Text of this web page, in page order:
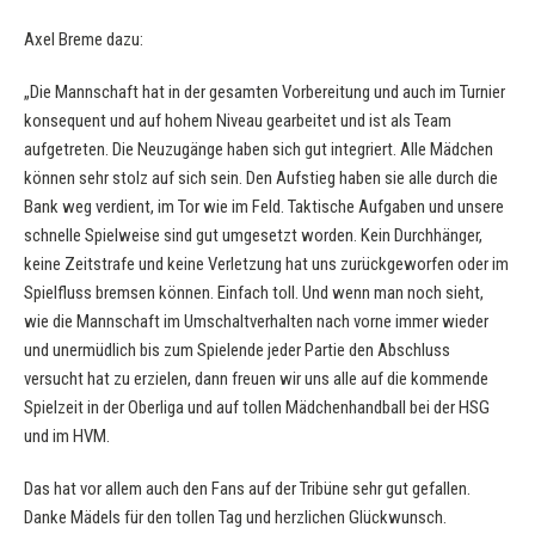
Axel Breme dazu:
„Die Mannschaft hat in der gesamten Vorbereitung und auch im Turnier
konsequent und auf hohem Niveau gearbeitet und ist als Team
aufgetreten. Die Neuzugänge haben sich gut integriert. Alle Mädchen
können sehr stolz auf sich sein. Den Aufstieg haben sie alle durch die
Bank weg verdient, im Tor wie im Feld. Taktische Aufgaben und unsere
schnelle Spielweise sind gut umgesetzt worden. Kein Durchhänger,
keine Zeitstrafe und keine Verletzung hat uns zurückgeworfen oder im
Spielfluss bremsen können. Einfach toll. Und wenn man noch sieht,
wie die Mannschaft im Umschaltverhalten nach vorne immer wieder
und unermüdlich bis zum Spielende jeder Partie den Abschluss
versucht hat zu erzielen, dann freuen wir uns alle auf die kommende
Spielzeit in der Oberliga und auf tollen Mädchenhandball bei der HSG
und im HVM.
Das hat vor allem auch den Fans auf der Tribüne sehr gut gefallen.
Danke Mädels für den tollen Tag und herzlichen Glückwunsch.